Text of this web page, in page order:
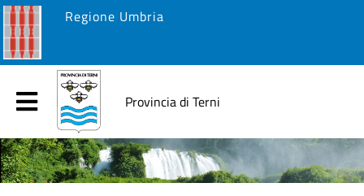
Regione Umbria
Provincia di Terni